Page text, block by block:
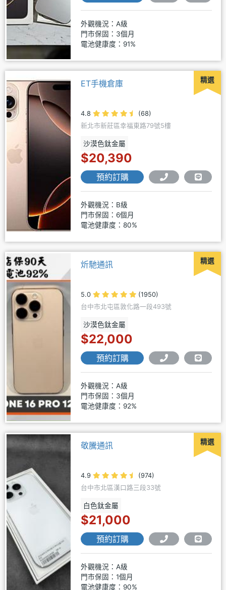
外觀機況：A級
門市保固：3個月
電池健康度：91%
精選
ET手機倉庫
4.8
(68)
新北市新莊區幸福東路79號5樓
沙漠色鈦金屬
$20,390
預約訂購
外觀機況：B級
門市保固：6個月
電池健康度：80%
精選
炘馳通訊
5.0
(1950)
台中市北屯區敦化路一段493號
沙漠色鈦金屬
$22,000
預約訂購
外觀機況：A級
門市保固：3個月
電池健康度：92%
精選
敬騰通訊
4.9
(974)
台中市北區漢口路三段33號
白色鈦金屬
$21,000
預約訂購
外觀機況：A級
門市保固：1個月
電池健康度：90%